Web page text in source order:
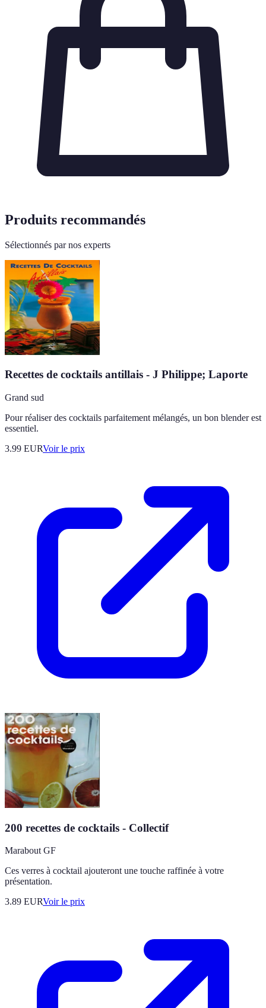
Produits recommandés
Sélectionnés par nos experts
Recettes de cocktails antillais - J Philippe; Laporte
Grand sud
Pour réaliser des cocktails parfaitement mélangés, un bon blender est
essentiel.
3.99 EURVoir le prix
200 recettes de cocktails - Collectif
Marabout GF
Ces verres à cocktail ajouteront une touche raffinée à votre
présentation.
3.89 EURVoir le prix